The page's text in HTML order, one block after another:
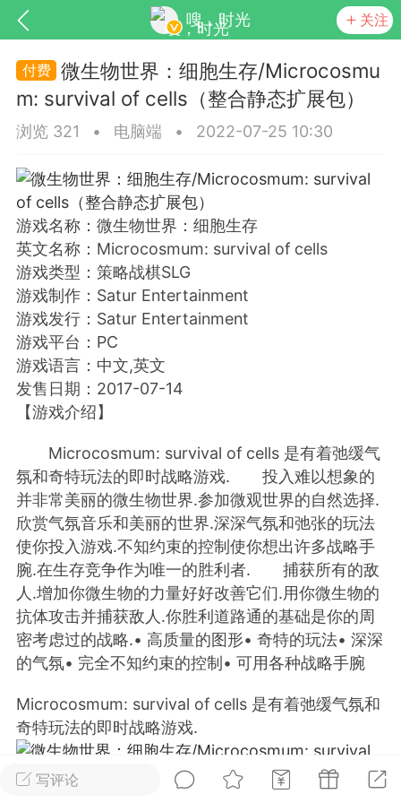
嗖，时光 关注
基于wordpress开发
更新
实时动态 直播
Lv.8 极品会员 靓号
黑凤梨
电脑端 外挂制作
该内容只允许登录的用户查看
写评论
微生物世界：细胞生存/Microcosmu
m: survival of cells（整合静态扩展包）
浏览 321 • 电脑端 • 2022-07-25 10:30
游戏名称：微生物世界：细胞生存
英文名称：Microcosmum: survival of cells
游戏类型：策略战棋SLG
游戏制作：Satur Entertainment
游戏发行：Satur Entertainment
游戏平台：PC
游戏语言：中文,英文
发售日期：2017-07-14
【游戏介绍】
Microcosmum: survival of cells 是有着弛缓气
氛和奇特玩法的即时战略游戏. 投入难以想象的
并非常美丽的微生物世界.参加微观世界的自然选择.
欣赏气氛音乐和美丽的世界.深深气氛和弛张的玩法
使你投入游戏.不知约束的控制使你想出许多战略手
腕.在生存竞争作为唯一的胜利者. 捕获所有的敌
人.增加你微生物的力量好好改善它们.用你微生物的
抗体攻击并捕获敌人.你胜利道路通的基础是你的周
密考虑过的战略.• 高质量的图形• 奇特的玩法• 深深
的气氛• 完全不知约束的控制• 可用各种战略手腕
Microcosmum: survival of cells 是有着弛缓气氛和
奇特玩法的即时战略游戏.